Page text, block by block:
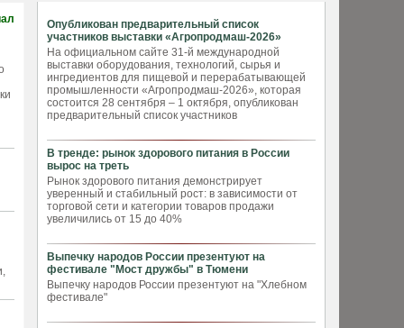
Опубликован предварительный список
участников выставки «Агропродмаш-2026»
На официальном сайте 31-й международной
выставки оборудования, технологий, сырья и
ингредиентов для пищевой и перерабатывающей
промышленности «Агропродмаш-2026», которая
состоится 28 сентября – 1 октября, опубликован
предварительный список участников
В тренде: рынок здорового питания в России
вырос на треть
Рынок здорового питания демонстрирует
уверенный и стабильный рост: в зависимости от
торговой сети и категории товаров продажи
увеличились от 15 до 40%
Выпечку народов России презентуют на
фестивале "Мост дружбы" в Тюмени
Выпечку народов России презентуют на "Хлебном
фестивале"